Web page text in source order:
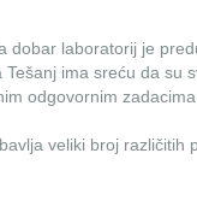
dobar laboratorij je
Tešanj ima sreću da su
odgovornim zadacima .
veliki broj različitih